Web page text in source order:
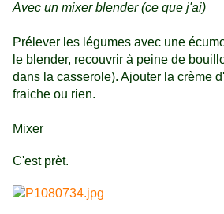
Avec un mixer blender (ce que j'ai)
Prélever les légumes avec une
le blender, recouvrir à peine de
dans la casserole). Ajouter la crème
fraiche ou rien.
Mixer
C'est prèt.